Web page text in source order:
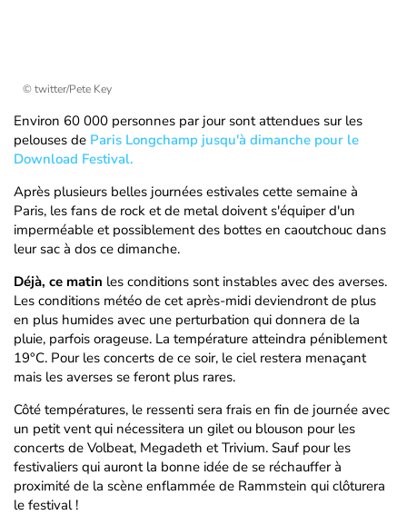
© twitter/Pete Key
Environ 60 000 personnes par jour sont attendues sur les
pelouses de Paris Longchamp jusqu'à dimanche pour le
Download Festival.
Après plusieurs belles journées estivales cette semaine à
Paris, les fans de rock et de metal doivent s'équiper d'un
imperméable et possiblement des bottes en caoutchouc dans
leur sac à dos ce dimanche.
Déjà, ce matin les conditions sont instables avec des averses.
Les conditions météo de cet après-midi deviendront de plus
en plus humides avec une perturbation qui donnera de la
pluie, parfois orageuse. La température atteindra péniblement
19°C. Pour les concerts de ce soir, le ciel restera menaçant
mais les averses se feront plus rares.
Côté températures, le ressenti sera frais en fin de journée avec
un petit vent qui nécessitera un gilet ou blouson pour les
concerts de Volbeat, Megadeth et Trivium. Sauf pour les
festivaliers qui auront la bonne idée de se réchauffer à
proximité de la scène enflammée de Rammstein qui clôturera
le festival !